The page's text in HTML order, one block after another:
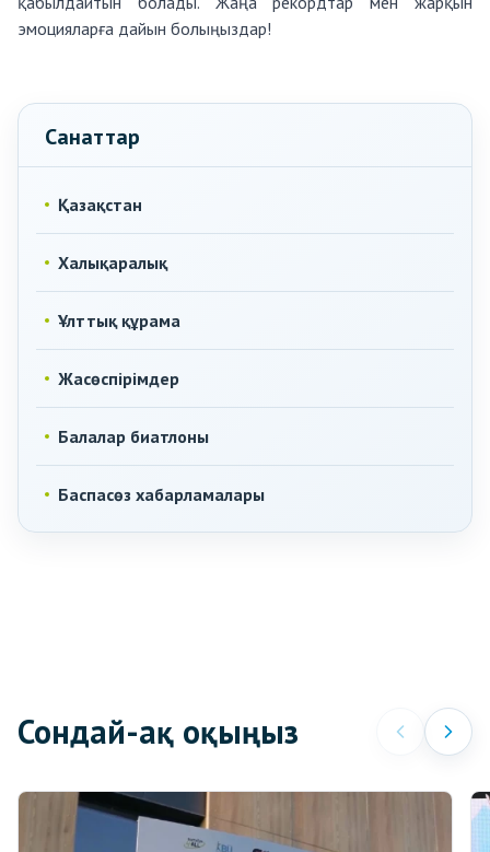
эмоцияларға дайын болыңыздар!
Санаттар
Қазақстан
Халықаралық
Ұлттық құрама
Жасөспірімдер
Балалар биатлоны
Баспасөз хабарламалары
Сондай-ақ оқыңыз